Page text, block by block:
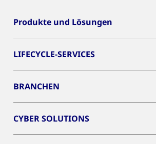
Produkte und Lösungen
LIFECYCLE-SERVICES
BRANCHEN
CYBER SOLUTIONS